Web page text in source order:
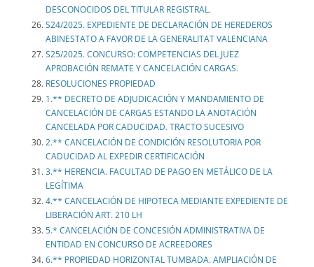
DESCONOCIDOS DEL TITULAR REGISTRAL.
S24/2025. EXPEDIENTE DE DECLARACIÓN DE HEREDEROS
ABINESTATO A FAVOR DE LA GENERALITAT VALENCIANA
S25/2025. CONCURSO: COMPETENCIAS DEL JUEZ
APROBACIÓN REMATE Y CANCELACIÓN CARGAS.
RESOLUCIONES PROPIEDAD
1.** DECRETO DE ADJUDICACIÓN Y MANDAMIENTO DE
CANCELACIÓN DE CARGAS ESTANDO LA ANOTACIÓN
CANCELADA POR CADUCIDAD. TRACTO SUCESIVO
2.** CANCELACIÓN DE CONDICIÓN RESOLUTORIA POR
CADUCIDAD AL EXPEDIR CERTIFICACIÓN
3.** HERENCIA. FACULTAD DE PAGO EN METÁLICO DE LA
LEGÍTIMA
4.** CANCELACIÓN DE HIPOTECA MEDIANTE EXPEDIENTE DE
LIBERACIÓN ART. 210 LH
5.* CANCELACIÓN DE CONCESIÓN ADMINISTRATIVA DE
ENTIDAD EN CONCURSO DE ACREEDORES
6.** PROPIEDAD HORIZONTAL TUMBADA. AMPLIACIÓN DE